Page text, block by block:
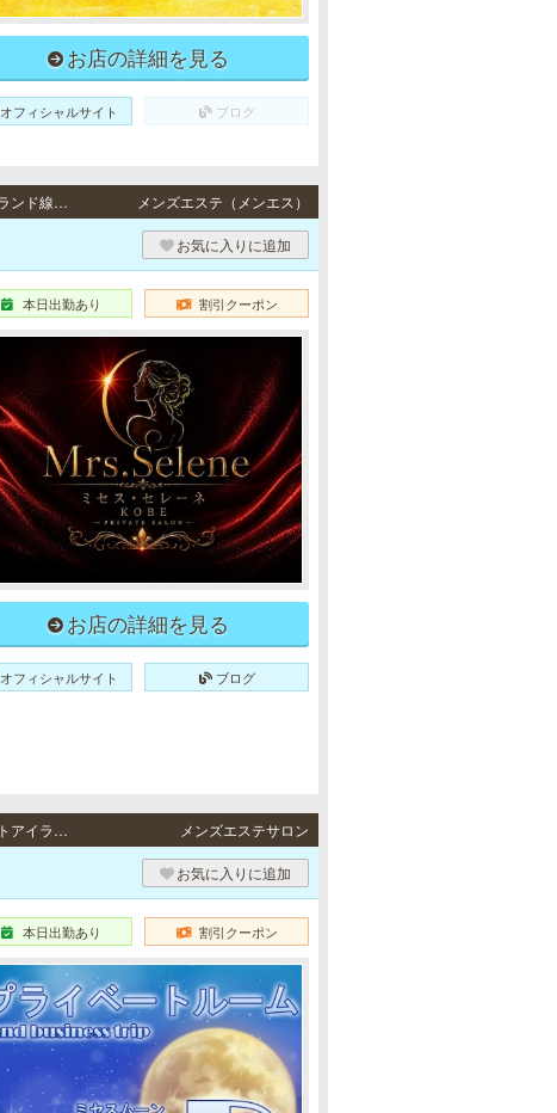
お店の詳細を見る
オフィシャルサイト ブログ
三宮 / JR東海道本線「三ノ宮駅」・阪急各線／阪神本線「神戸三宮駅」・ポートアイランド線「三宮駅」・地下鉄各線「三宮駅」より徒歩5分 メンズエステ（メンエス）
お気に入りに追加
本日出勤あり 割引クーポン
お店の詳細を見る
オフィシャルサイト ブログ
三宮・元町 / JR東海道本線「三ノ宮駅」・阪急各線／阪神本線「神戸三宮駅」・ポートアイランド線「三宮駅」・地下鉄各線「三宮駅」より徒歩5分・JR東海道本線・阪神各線「元町駅」より徒歩1分、地下鉄海岸線「みなと元町駅」より徒歩4分、神戸高速線「花隈駅」徒歩5分 メンズエステサロン
お気に入りに追加
本日出勤あり 割引クーポン